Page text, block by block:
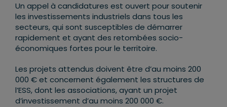
Un appel à candidatures est ouvert pour soutenir
les investissements industriels dans tous les
secteurs, qui sont susceptibles de démarrer
rapidement et ayant des retombées socio-
économiques fortes pour le territoire.
Les projets attendus doivent être d’au moins 200
000 € et concernent également les structures de
l’ESS, dont les associations, ayant un projet
d’investissement d’au moins 200 000 €.